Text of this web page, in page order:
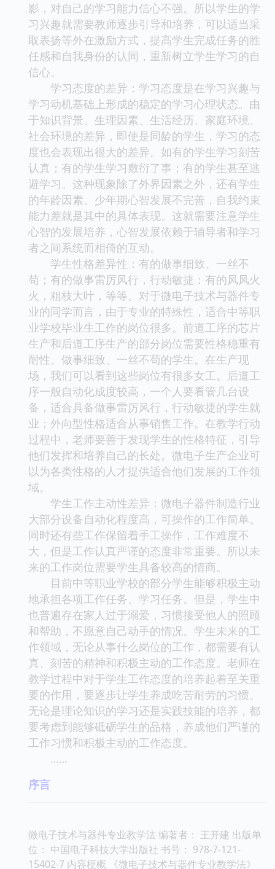
影，对自己的学习能力信心不强。所以学生的学
习兴趣就需要教师逐步引导和培养，可以适当采
取表扬等外在激励方式，提高学生完成任务的胜
任感和自我身份的认同，重新树立学生学习的自
信心。
学习态度的差异：学习态度是在学习兴趣与
学习动机基础上形成的稳定的学习心理状态。由
于知识背景、生理因素、生活经历、家庭环境、
社会环境的差异，即使是同龄的学生，学习的态
度也会表现出很大的差异。如有的学生学习刻苦
认真；有的学生学习敷衍了事；有的学生甚至逃
避学习。这种现象除了外界因素之外，还有学生
的年龄因素。少年期心智发展不完善，自我约束
能力差就是其中的具体表现。这就需要注意学生
心智的发展培养，心智发展依赖于辅导者和学习
者之间系统而相倚的互动。
学生性格差异性：有的做事细致、一丝不
苟；有的做事雷厉风行，行动敏捷：有的风风火
火，粗枝大叶，等等。对于微电子技术与器件专
业的同学而言，由于专业的特殊性，适合中等职
业学校毕业生工作的岗位很多。前道工序的芯片
生产和后道工序生产的部分岗位需要性格稳重有
耐性、做事细致、一丝不苟的学生。在生产现
场，我们可以看到这些岗位有很多女工。后道工
序一般自动化成度较高，一个人要看管几台设
备，适合具备做事雷厉风行，行动敏捷的学生就
业；外向型性格适合从事销售工作。在教学行动
过程中，老师要善于发现学生的性格特征，引导
他们发挥和培养自己的长处。微电子生产企业可
以为各类性格的人才提供适合他们发展的工作领
域。
学生工作主动性差异：微电子器件制造行业
大部分设备自动化程度高，可操作的工作简单。
同时还有些工作保留着手工操作，工作难度不
大，但是工作认真严谨的态度非常重要。所以未
来的工作岗位需要学生具备较高的情商。
目前中等职业学校的部分学生能够积极主动
地承担各项工作任务、学习任务。但是，学生中
也普遍存在家人过于溺爱，习惯接受他人的照顾
和帮助，不愿意自己动手的情况。学生未来的工
作领域，无论从事什么岗位的工作，都需要有认
真、刻苦的精神和积极主动的工作态度。老师在
教学过程中对于学生工作态度的培养起着至关重
要的作用，要逐步让学生养成吃苦耐劳的习惯。
无论是理论知识的学习还是实践技能的培养，都
要考虑到能够砥砺学生的品格，养成他们严谨的
工作习惯和积极主动的工作态度。
……
序言
微电子技术与器件专业教学法 编著者： 王开建 出版单
位： 中国电子科技大学出版社 书号： 978-7-121-
15402-7 内容梗概 《微电子技术与器件专业教学法》